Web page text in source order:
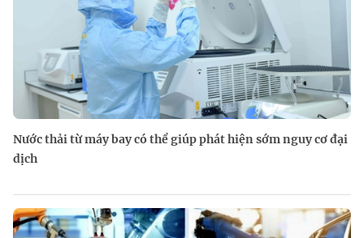
Nước thải từ máy bay có thể giúp phát hiện sớm nguy cơ đại
dịch